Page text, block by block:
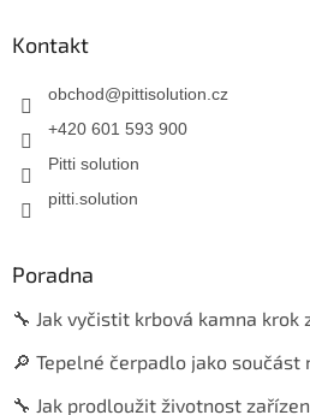
Kontakt
obchod@pittisolution.cz
+420 601 593 900
Pitti solution
pitti.solution
Poradna
🔧 Jak vyčistit krbová kamna krok
🔎 Tepelné čerpadlo jako součást
🔧 Jak prodloužit životnost